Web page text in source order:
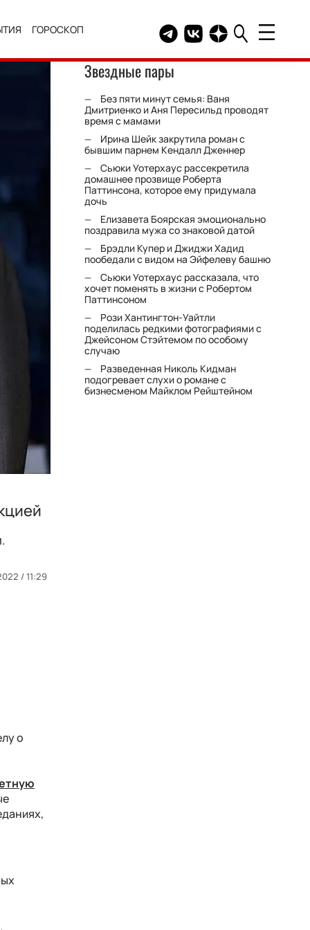
ГОРОСКОП Telegram канал HELLO
Группа HELLO
Канал HELLO в
/ 11:29
о
Звездные пары
Без пяти минут семья: Ваня
Дмитриенко и Аня Пересильд проводят
время с мамами
Ирина Шейк закрутила роман с
бывшим парнем Кендалл Дженнер
Сьюки Уотерхаус рассекретила
домашнее прозвище Роберта
Паттинсона, которое ему придумала
дочь
Елизавета Боярская эмоционально
поздравила мужа со знаковой датой
Брэдли Купер и Джиджи Хадид
пообедали с видом на Эйфелеву башню
Сьюки Уотерхаус рассказала, что
хочет поменять в жизни с Робертом
Паттинсоном
Рози Хантингтон-Уайтли
поделилась редкими фотографиями с
Джейсоном Стэйтемом по особому
случаю
Разведенная Николь Кидман
подогревает слухи о романе с
бизнесменом Майклом Рейштейном